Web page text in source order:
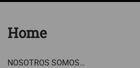
Home
NOSOTROS SOMOS…